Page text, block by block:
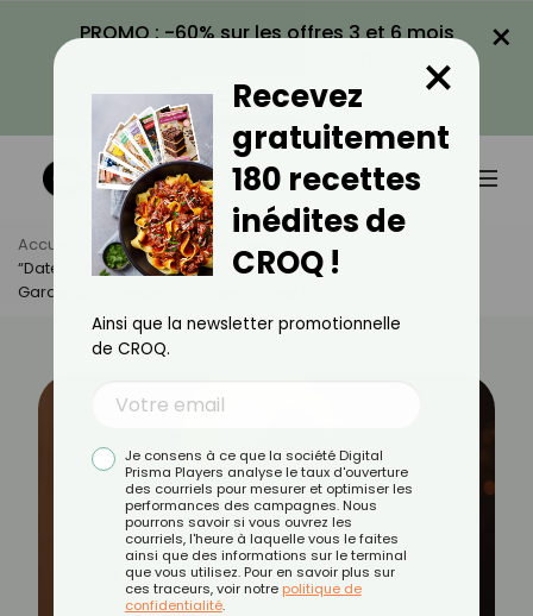
PROMO : -60% sur les offres 3 et 6 mois
VOIR LA PROMO
×
Accueil Actus
Psychologie
“Date Zéro” : L’art De Rencontrer Sans Se Fatiguer (et De
Garder Son Énergie Pour Les Bonnes Personnes)
Recevez
gratuitement
180 recettes
inédites de
CROQ !
×
Ainsi que la newsletter promotionnelle
de CROQ.
Je consens à ce que la société Digital
Prisma Players analyse le taux d'ouverture
des courriels pour mesurer et optimiser les
performances des campagnes. Nous
pourrons savoir si vous ouvrez les
courriels, l'heure à laquelle vous le faites
ainsi que des informations sur le terminal
que vous utilisez. Pour en savoir plus sur
ces traceurs, voir notre politique de
confidentialité.